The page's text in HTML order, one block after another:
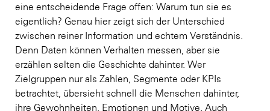
eine entscheidende Frage offen: Warum tun sie es
eigentlich? Genau hier zeigt sich der Unterschied
zwischen reiner Information und echtem Verständnis.
Denn Daten können Verhalten messen, aber sie
erzählen selten die Geschichte dahinter. Wer
Zielgruppen nur als Zahlen, Segmente oder KPIs
betrachtet, übersieht schnell die Menschen dahinter,
ihre Gewohnheiten, Emotionen und Motive. Auch